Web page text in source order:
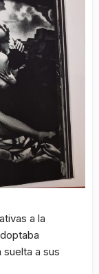
a la
a sus